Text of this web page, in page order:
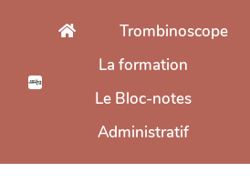
Aller au contenu principal
Trombinoscope
La formation
Le Bloc-notes
Administratif